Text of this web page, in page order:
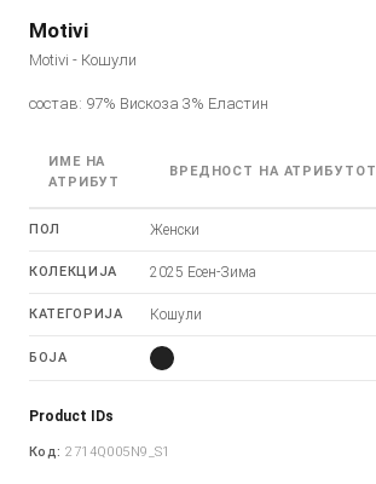
Motivi
Motivi - Кошули
состав: 97% Вискоза 3% Еластин
ИМЕ НА
АТРИБУТ
ВРЕДНОСТ НА АТРИБУТОТ
ПОЛ Женски
КОЛЕКЦИЈА 2025 Есен-Зима
КАТЕГОРИЈА Кошули
БОЈА
Product IDs
Код: 2714Q005N9_S1